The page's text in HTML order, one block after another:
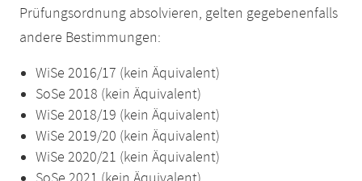
Prüfungsordnung absolvieren, gelten gegebenenfalls
andere Bestimmungen:
WiSe 2016/17 (kein Äquivalent)
SoSe 2018 (kein Äquivalent)
WiSe 2018/19 (kein Äquivalent)
WiSe 2019/20 (kein Äquivalent)
WiSe 2020/21 (kein Äquivalent)